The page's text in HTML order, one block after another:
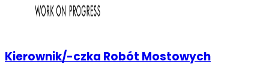
Kierownik/-czka Robót Mostowych